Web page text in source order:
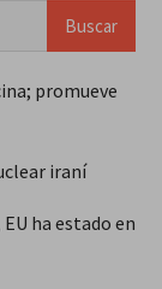
promueve
iraní
ha estado en